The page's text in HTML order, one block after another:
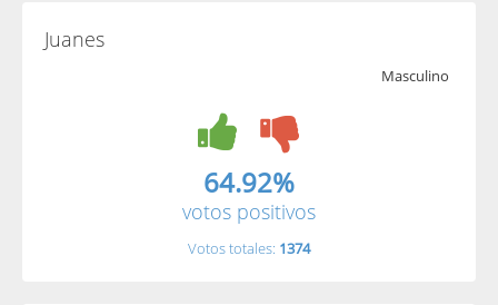
Juanes
Masculino
64.92%
votos positivos
Votos totales: 1374